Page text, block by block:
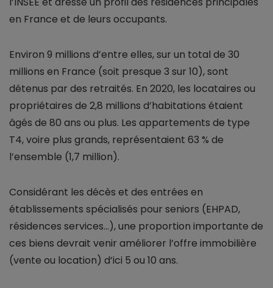
en France et de leurs occupants.
Environ 9 millions d’entre elles, sur un total de 30
millions en France (soit presque 3 sur 10), sont
détenus par des retraités. En 2020, les locataires ou
propriétaires de 2,8 millions d’habitations étaient
âgés de 80 ans ou plus. Les appartements de type
T4, voire plus grands, représentaient 63 % de
l’ensemble (1,7 million).
Considérant les décès et des entrées en
établissements spécialisés pour seniors (EHPAD,
résidences services...), une proportion importante de
ces biens devrait venir améliorer l’offre immobilière
(vente ou location) d’ici 5 ou 10 ans.